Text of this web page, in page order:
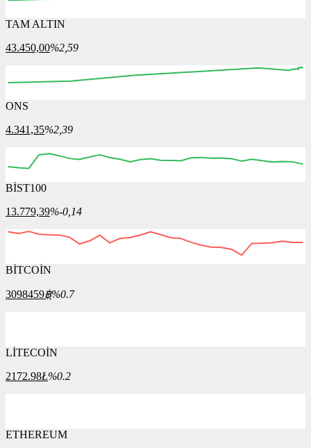
TAM ALTIN
43.450,00%2,59
ONS
4.341,35%2,39
BİST100
13.779,39%-0,14
BİTCOİN
3098459฿%0.7
LİTECOİN
2172.98Ł%0.2
ETHEREUM